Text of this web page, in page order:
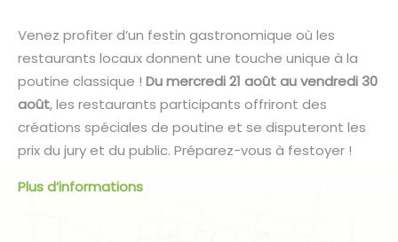
Venez profiter d’un festin gastronomique où les
restaurants locaux donnent une touche unique à la
poutine classique ! Du mercredi 21 août au vendredi 30
août, les restaurants participants offriront des
créations spéciales de poutine et se disputeront les
prix du jury et du public. Préparez-vous à festoyer !
Plus d’informations